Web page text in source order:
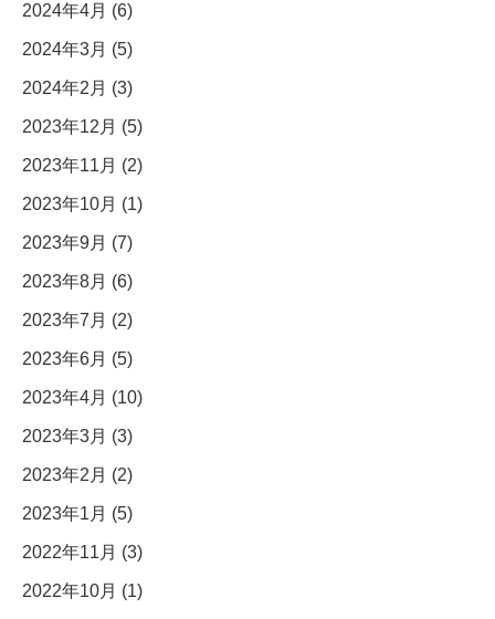
2024年4月 (6)
2024年3月 (5)
2024年2月 (3)
2023年12月 (5)
2023年11月 (2)
2023年10月 (1)
2023年9月 (7)
2023年8月 (6)
2023年7月 (2)
2023年6月 (5)
2023年4月 (10)
2023年3月 (3)
2023年2月 (2)
2023年1月 (5)
2022年11月 (3)
2022年10月 (1)